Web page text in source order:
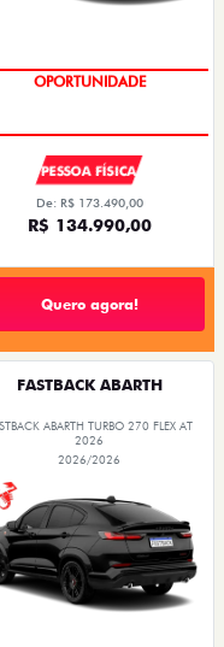
PREÇO IMPERDÍVEL
PESSOA FÍSICA
De: R$ 173.490,00
R$ 134.990,00
Quero agora!
FASTBACK ABARTH
ABARTH TURBO 270 FLEX AT
2026
2026/2026